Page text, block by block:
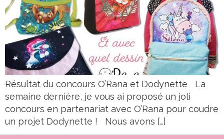
Résultat du concours O’Rana et Dodynette La
semaine dernière, je vous ai proposé un joli
concours en partenariat avec O’Rana pour coudre
un projet Dodynette ! Nous avons […]